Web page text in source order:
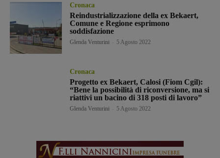
Cronaca
Reindustrializzazione della ex Bekaert,
Comune e Regione esprimono
soddisfazione
Glenda Venturini 5 Agosto 2022
Cronaca
Progetto ex Bekaert, Calosi (Fiom Cgil):
“Bene la possibilità di riconversione, ma si
riattivi un bacino di 318 posti di lavoro”
Glenda Venturini 5 Agosto 2022